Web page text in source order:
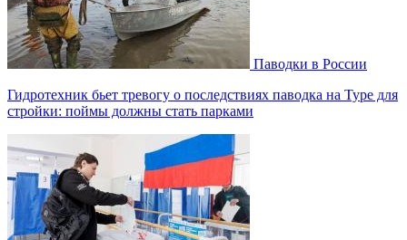
Паводки в России
Гидротехник бьет тревогу о последствиях паводка на Туре для
стройки: поймы должны стать парками